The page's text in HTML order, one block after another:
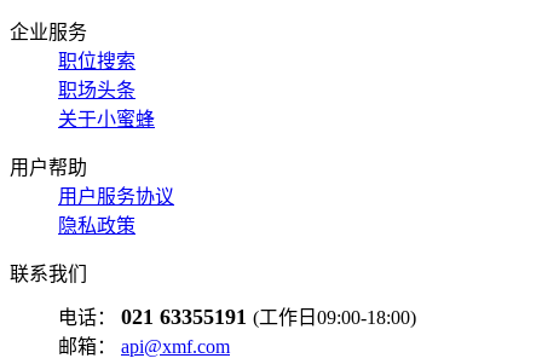
企业服务
职位搜索
职场头条
关于小蜜蜂
用户帮助
用户服务协议
隐私政策
联系我们
电话： 021 63355191 (工作日09:00-18:00)
邮箱： api@xmf.com